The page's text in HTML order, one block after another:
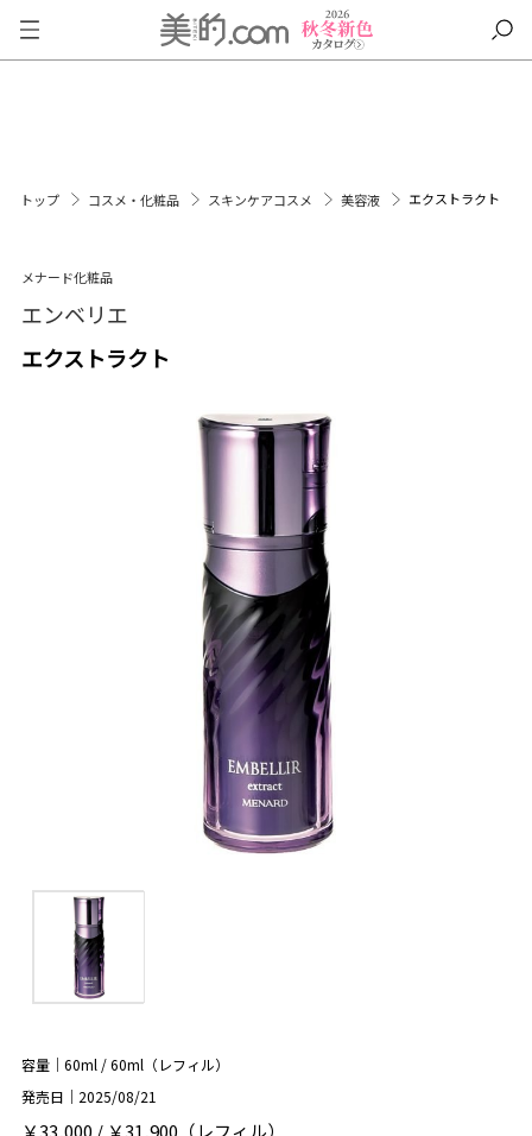
トップ コスメ・化粧品 スキンケアコスメ 美容液 エクストラクト
メナード化粧品
エンベリエ
エクストラクト
容量｜60ml / 60ml（レフィル）
発売日｜2025/08/21
￥33,000 / ￥31,900（レフィル）